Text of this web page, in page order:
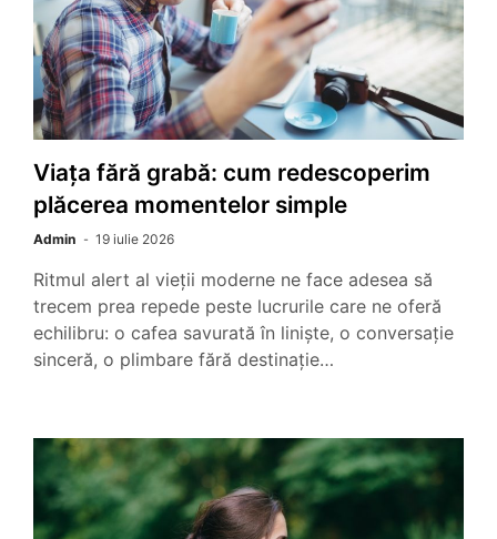
Viața fără grabă: cum redescoperim
plăcerea momentelor simple
Admin 19 iulie 2026
Ritmul alert al vieții moderne ne face adesea să
trecem prea repede peste lucrurile care ne oferă
echilibru: o cafea savurată în liniște, o conversație
sinceră, o plimbare fără destinație…